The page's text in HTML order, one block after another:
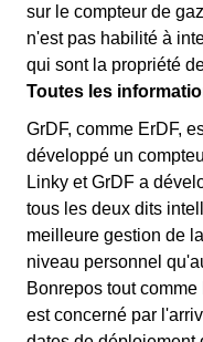
sur le compteur de
n'est pas habilité à
qui sont la propriété
Toutes les
GrDF, comme ErDF,
développé un
Linky et GrDF a
tous les deux dits
meilleure gestion de
niveau personnel
Bonrepos tout
est concerné par